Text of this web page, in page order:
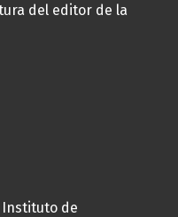
del editor de la
Instituto de